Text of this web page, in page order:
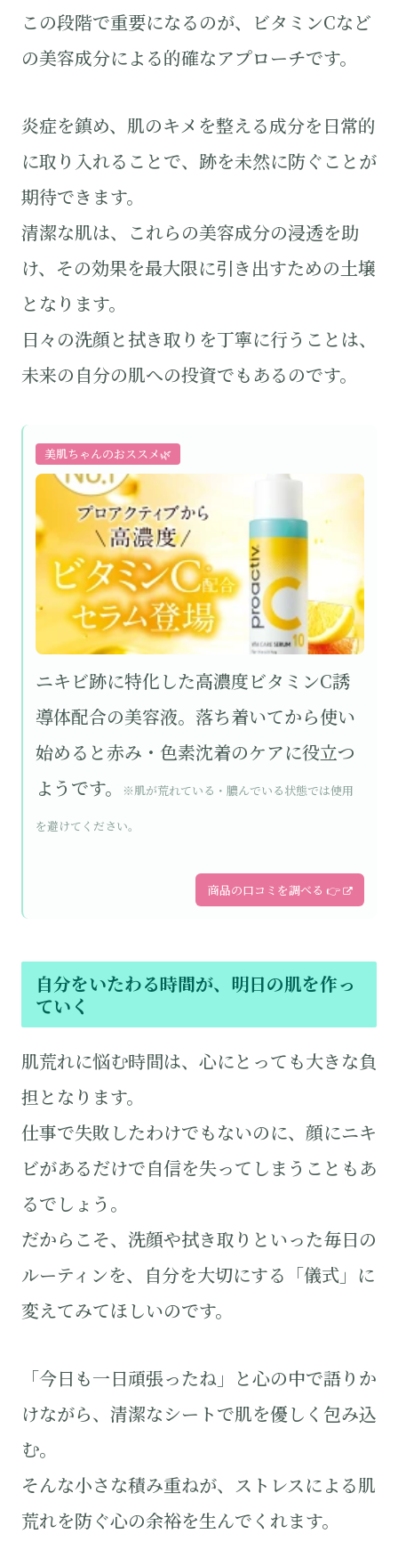
この段階で重要になるのが、ビタミンCなど
の美容成分による的確なアプローチです。
炎症を鎮め、肌のキメを整える成分を日常的
に取り入れることで、跡を未然に防ぐことが
期待できます。
清潔な肌は、これらの美容成分の浸透を助
け、その効果を最大限に引き出すための土壌
となります。
日々の洗顔と拭き取りを丁寧に行うことは、
未来の自分の肌への投資でもあるのです。
美肌ちゃんのおススメ🌿
ニキビ跡に特化した高濃度ビタミンC誘
導体配合の美容液。落ち着いてから使い
始めると赤み・色素沈着のケアに役立つ
ようです。
※肌が荒れている・膿んでいる状態では使用
を避けてください。
商品の口コミを調べる 👉
自分をいたわる時間が、明日の肌を作っ
ていく
肌荒れに悩む時間は、心にとっても大きな負
担となります。
仕事で失敗したわけでもないのに、顔にニキ
ビがあるだけで自信を失ってしまうこともあ
るでしょう。
だからこそ、洗顔や拭き取りといった毎日の
ルーティンを、自分を大切にする「儀式」に
変えてみてほしいのです。
「今日も一日頑張ったね」と心の中で語りか
けながら、清潔なシートで肌を優しく包み込
む。
そんな小さな積み重ねが、ストレスによる肌
荒れを防ぐ心の余裕を生んでくれます。